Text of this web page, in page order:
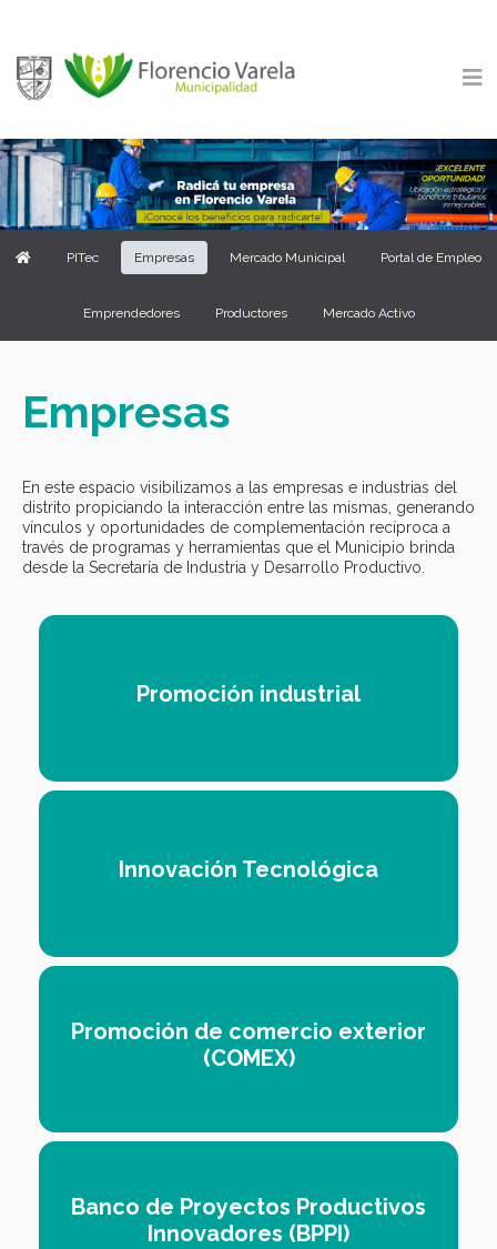
PITec Empresas Mercado Municipal Portal de Empleo
Emprendedores Productores Mercado Activo
Empresas
En este espacio visibilizamos a las empresas e industrias del
distrito propiciando la interacción entre las mismas, generando
vínculos y oportunidades de complementación recíproca a
través de programas y herramientas que el Municipio brinda
desde la Secretaría de Industria y Desarrollo Productivo.
Promoción industrial
Innovación Tecnológica
Promoción de comercio exterior
(COMEX)
Banco de Proyectos Productivos
Innovadores (BPPI)